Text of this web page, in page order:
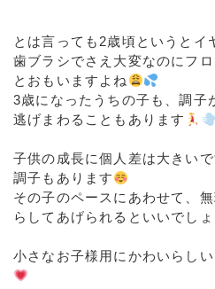
とは言っても2歳頃というとイ
歯ブラシでさえ大変なのにフ
とおもいますよね
3歳になったうちの子も、調子
逃げまわることもあります
子供の成長に個人差は大きい
調子もあります
その子のペースにあわせて、
らしてあげられるといいでしょ
小さなお子様用にかわいらし